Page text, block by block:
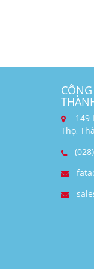
149
Thọ,